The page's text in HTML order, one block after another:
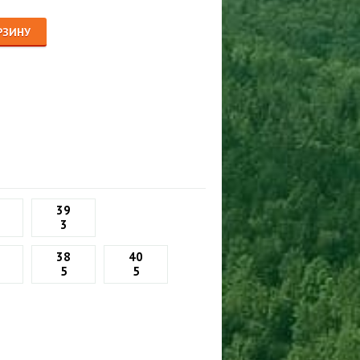
ТРУСЫ
ЮБКИ, ПЛАТЬЯ
39
3
38
5
40
5